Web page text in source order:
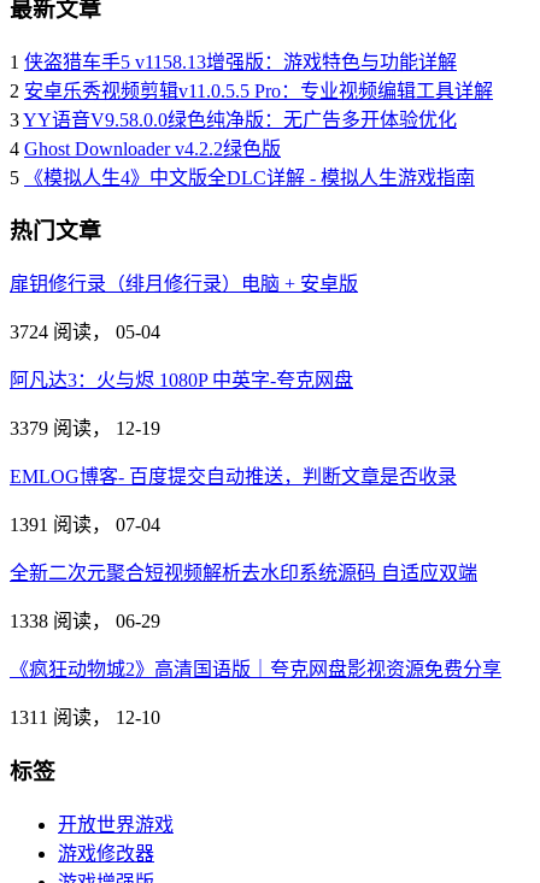
最新文章
1 侠盗猎车手5 v1158.13增强版：游戏特色与功能详解
2 安卓乐秀视频剪辑v11.0.5.5 Pro：专业视频编辑工具详解
3YY语音V9.58.0.0绿色纯净版：无广告多开体验优化
4 Ghost Downloader v4.2.2绿色版
5
《模拟人生4》中文版全DLC详解 - 模拟人生游戏指南
热门文章
扉钥修行录（绯月修行录）电脑 + 安卓版
3724 阅读， 05-04
阿凡达3：火与烬 1080P 中英字-夸克网盘
3379 阅读， 12-19
EMLOG博客- 百度提交自动推送，判断文章是否收录
1391 阅读， 07-04
全新二次元聚合短视频解析去水印系统源码 自适应双端
1338 阅读， 06-29
《疯狂动物城2》高清国语版｜夸克网盘影视资源免费分享
1311 阅读， 12-10
标签
开放世界游戏
游戏修改器